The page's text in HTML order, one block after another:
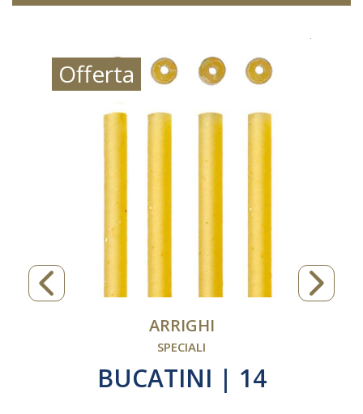
Offerta
ARRIGHI
SPECIALI
BUCATINI | 14